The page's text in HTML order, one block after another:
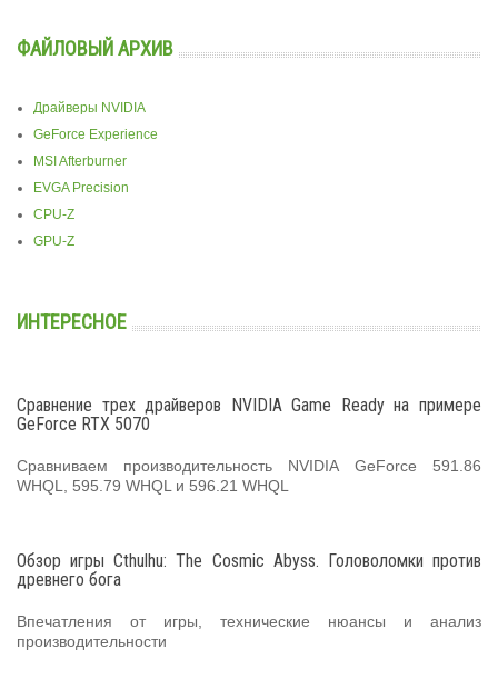
ФАЙЛОВЫЙ АРХИВ
Драйверы NVIDIA
GeForce Experience
MSI Afterburner
EVGA Precision
CPU-Z
GPU-Z
ИНТЕРЕСНОЕ
Сравнение трех драйверов NVIDIA Game Ready на примере
GeForce RTX 5070
Сравниваем производительность NVIDIA GeForce 591.86
WHQL, 595.79 WHQL и 596.21 WHQL
Обзор игры Cthulhu: The Cosmic Abyss. Головоломки против
древнего бога
Впечатления от игры, технические нюансы и анализ
производительности